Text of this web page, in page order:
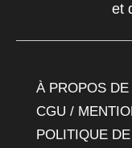
et
À PROPOS
CGU /
POLITIQUE